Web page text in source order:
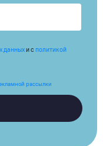
данныхи с политикой
рассылки